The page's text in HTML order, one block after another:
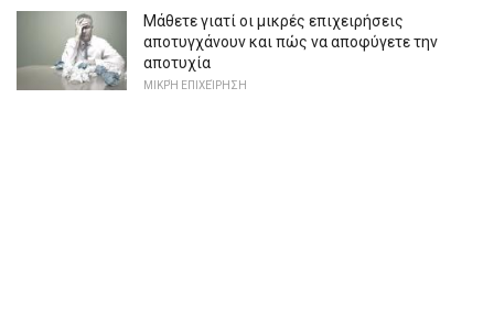
Μάθετε γιατί οι μικρές επιχειρήσεις
αποτυγχάνουν και πώς να αποφύγετε την
αποτυχία
ΜΙΚΡΉ ΕΠΙΧΕΊΡΗΣΗ